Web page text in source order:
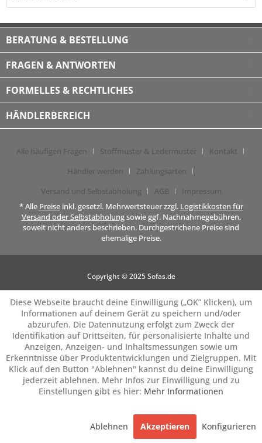
BERATUNG & BESTELLUNG
FRAGEN & ANTWORTEN
FORMELLES & RECHTLICHES
HÄNDLERBEREICH
Alle häufigen Fragen Stoffmuster & Ledermuster
Kontakt
Händler werden
Zahlungsarten
Versand und Selbstabholung
AGB
Impressum
* Alle Preiseinkl. gesetzl. Mehrwertsteuer zzgl. Logistikkosten für
Versand oder Selbstabholungsowie ggf. Nachnahmegebühren,
soweit nicht anders beschrieben. Durchgestrichene Preise sind
ehemalige Preise.
Copyright © 2025 Sofas.de
Diese Webseite braucht deine Einwilligung („OK” Klicken), um
Informationen auf deinem Gerät zu speichern und/oder
abzurufen. Die Datennutzung erfolgt zum Zweck der
Identifikation auf Drittseiten, für personalisierte Inhalte und
Anzeigen, Anzeigen- und Inhaltsmessungen sowie um
Erkenntnisse über Produktentwicklungen und Zielgruppen. Mit
Klick auf den Button "Ablehnen" kannst du deine Einwilligung
jederzeit ablehnen. Mehr Infos zur Einwilligung und zu
Einstellungen gibt es hier: Mehr Informationen
Ablehnen Akzeptieren Konfigurieren